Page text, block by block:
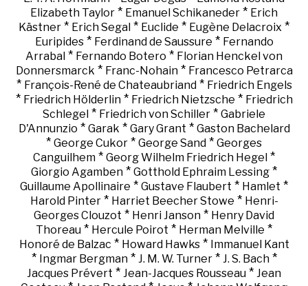
Elizabeth Taylor * Emanuel Schikaneder * Erich
Kästner * Erich Segal * Euclide * Eugène Delacroix *
Euripides* Ferdinand de Saussure * Fernando
Arrabal * Fernando Botero * Florian Henckel von
Donnersmarck * Franc-Nohain* Francesco Petrarca
* François-René de Chateaubriand* Friedrich Engels
* Friedrich Hölderlin* Friedrich Nietzsche * Friedrich
Schlegel * Friedrich von Schiller * Gabriele
D'Annunzio * Garak * Gary Grant * Gaston Bachelard
* George Cukor * George Sand * Georges
Canguilhem * Georg Wilhelm Friedrich Hegel *
Giorgio Agamben * Gotthold Ephraim Lessing *
Guillaume Apollinaire * Gustave Flaubert * Hamlet *
Harold Pinter* Harriet Beecher Stowe * Henri-
Georges Clouzot * Henri Janson * Henry David
Thoreau * Hercule Poirot * Herman Melville *
Honoré de Balzac * Howard Hawks* Immanuel Kant
* Ingmar Bergman* J. M. W. Turner* J. S. Bach*
Jacques Prévert * Jean-Jacques Rousseau * Jean